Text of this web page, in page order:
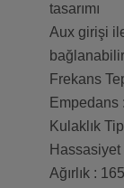
tasarımı
Aux girişi
Frekans
Empedans
Kulaklık
Ağırlık :